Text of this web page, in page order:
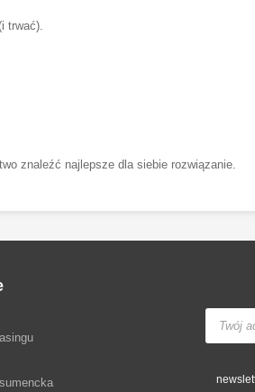
trwać).
znaleźć najlepsze dla siebie rozwiązanie.